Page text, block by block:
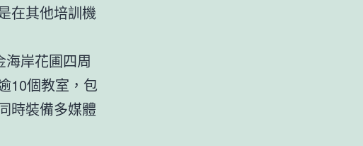
在其他培訓機
岸花圃四周
10個教室，包
時裝備多媒體